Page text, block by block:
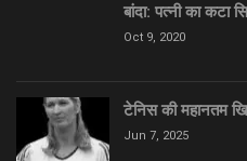
बांदा: पत्नी का कटा
Oct 9, 2020
टेनिस की महानतम
Jun 7, 2025